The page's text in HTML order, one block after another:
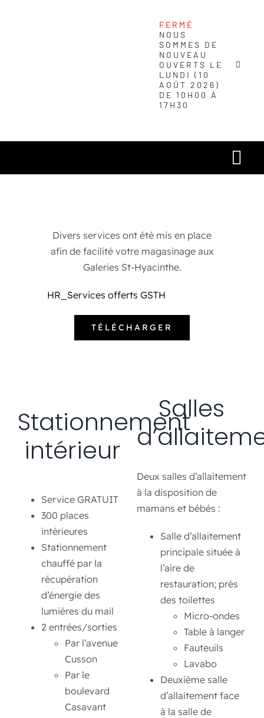
FERMÉ
NOUS
SOMMES DE
NOUVEAU
OUVERTS LE
LUNDI (10
AOÛT 2026)
DE 10H00 À
17H30
Magasins
Divers services ont été mis en place
afin de facilité votre magasinage aux
Galeries St-Hyacinthe.
HR_Services offerts GSTH
TÉLÉCHARGER
Stationnement
intérieur
Service GRATUIT
300 places
intérieures
Stationnement
chauffé par la
récupération
d’énergie des
lumières du mail
2 entrées/sorties
Par l’avenue
Cusson
Par le
boulevard
Casavant
Salles
Deux salles d’allaitement
à la disposition de
mamans et bébés :
Salle d’allaitement
principale située à
l’aire de
restauration; près
des toilettes
Micro-ondes
Table à langer
Fauteuils
Lavabo
Deuxième salle
d’allaitement face
à la salle de